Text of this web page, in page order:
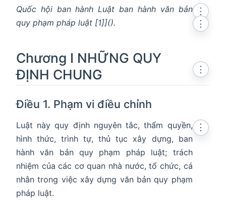
Quốc hội ban hành Luật ban hành văn bản
quy phạm pháp luật [1]]().
⋮
Chương I NHỮNG QUY
ĐỊNH CHUNG
⋮
Điều 1. Phạm vi điều chỉnh
⋮
Luật này quy định nguyên tắc, thẩm quyền,
hình thức, trình tự, thủ tục xây dựng, ban
hành văn bản quy phạm pháp luật; trách
nhiệm của các cơ quan nhà nước, tổ chức, cá
nhân trong việc xây dựng văn bản quy phạm
pháp luật.
⋮